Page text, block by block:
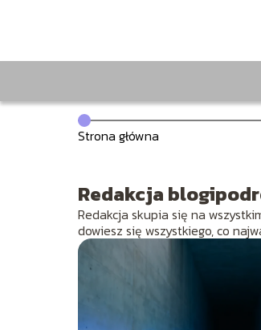
Strona główna
Redakcja
Redakcja skupia się na
dowiesz się wszystkiego, co